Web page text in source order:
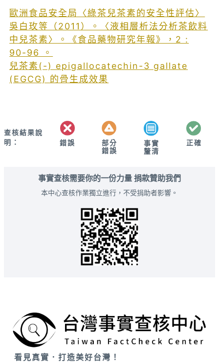
歐洲食品安全局〈綠茶兒茶素的安全性評估〉
吳白玫等（2011）。〈液相層析法分析茶飲料
中兒茶素〉。《食品藥物研究年報》，2 :
90-96 。
兒茶素(-) epigallocatechin-3 gallate
(EGCG) 的骨生成效果
查核結果說
明：
錯誤
部分
錯誤
事實
釐清
正確
事實查核需要你的一份力量 捐款贊助我們
本中心查核作業獨立進行，不受捐助者影響。
看見真實．打造美好台灣！